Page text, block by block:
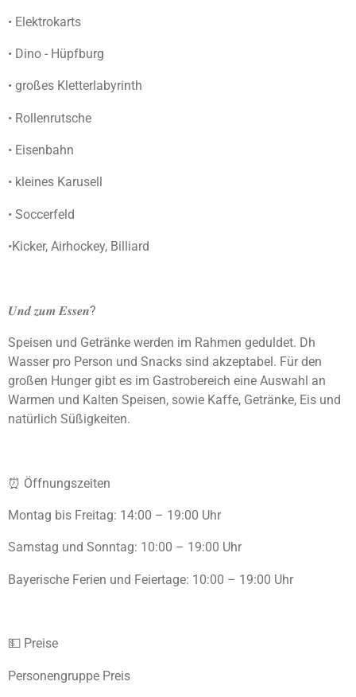
• Elektrokarts
• Dino - Hüpfburg
• großes Kletterlabyrinth
• Rollenrutsche
• Eisenbahn
• kleines Karusell
• Soccerfeld
•Kicker, Airhockey, Billiard
𝑼𝒏𝒅 𝒛𝒖𝒎 𝑬𝒔𝒔𝒆𝒏?
Speisen und Getränke werden im Rahmen geduldet. Dh
Wasser pro Person und Snacks sind akzeptabel. Für den
großen Hunger gibt es im Gastrobereich eine Auswahl an
Warmen und Kalten Speisen, sowie Kaffe, Getränke, Eis und
natürlich Süßigkeiten.
⏰️ Öffnungszeiten
Montag bis Freitag: 14:00 – 19:00 Uhr
Samstag und Sonntag: 10:00 – 19:00 Uhr
Bayerische Ferien und Feiertage: 10:00 – 19:00 Uhr
💵 Preise
Personengruppe Preis